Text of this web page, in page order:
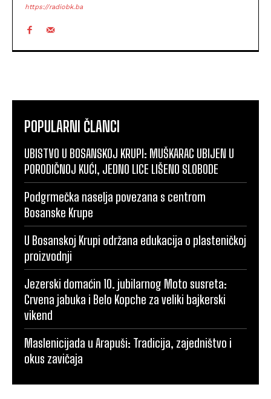
https://radiobk.ba
POPULARNI ČLANCI
UBISTVO U BOSANSKOJ KRUPI: MUŠKARAC UBIJEN U
PORODIČNOJ KUĆI, JEDNO LICE LIŠENO SLOBODE
Podgrmečka naselja povezana s centrom
Bosanske Krupe
U Bosanskoj Krupi održana edukacija o plasteničkoj
proizvodnji
Jezerski domaćin 10. jubilarnog Moto susreta:
Crvena jabuka i Belo Kopche za veliki bajkerski
vikend
Maslenicijada u Arapuši: Tradicija, zajedništvo i
okus zavičaja